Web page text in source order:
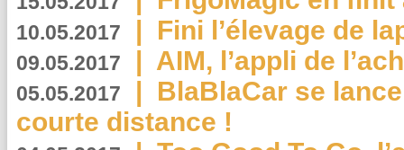
10.05.2017 | Fini l’élevage de
09.05.2017 | AIM, l’appli de
05.05.2017 | BlaBlaCar se
courte distance !